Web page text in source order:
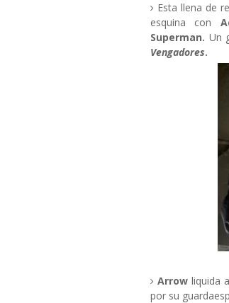
Esta llena de
esquina con
Superman. Un
Vengadores.
Arrow liquida
por su